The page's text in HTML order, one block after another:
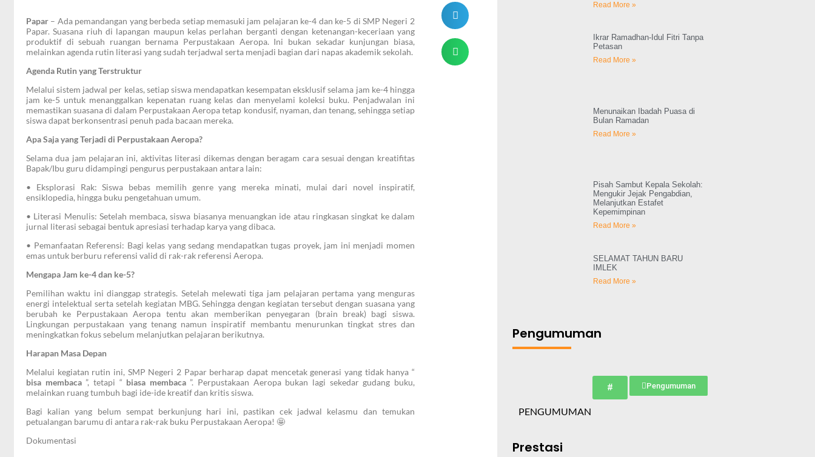
Papar – Ada pemandangan yang berbeda setiap memasuki jam pelajaran ke-4 dan ke-5 di SMP Negeri 2
Papar. Suasana riuh di lapangan maupun kelas perlahan berganti dengan ketenangan-keceriaan yang
produktif di sebuah ruangan bernama Perpustakaan Aeropa. Ini bukan sekadar kunjungan biasa,
melainkan agenda rutin literasi yang sudah terjadwal serta menjadi bagian dari napas akademik sekolah.
Agenda Rutin yang Terstruktur
​Melalui sistem jadwal per kelas, setiap siswa mendapatkan kesempatan eksklusif selama jam ke-4 hingga
jam ke-5 untuk menanggalkan kepenatan ruang kelas dan menyelami koleksi buku. Penjadwalan ini
memastikan suasana di dalam Perpustakaan Aeropa tetap kondusif, nyaman, dan tenang, sehingga setiap
siswa dapat berkonsentrasi penuh pada bacaan mereka.
Apa Saja yang Terjadi di Perpustakaan Aeropa?
​Selama dua jam pelajaran ini, aktivitas literasi dikemas dengan beragam cara sesuai dengan kreatifitas
Bapak/Ibu guru didampingi pengurus perpustakaan antara lain:
• ​Eksplorasi Rak: Siswa bebas memilih genre yang mereka minati, mulai dari novel inspiratif,
ensiklopedia, hingga buku pengetahuan umum.
• ​Literasi Menulis: Setelah membaca, siswa biasanya menuangkan ide atau ringkasan singkat ke dalam
jurnal literasi sebagai bentuk apresiasi terhadap karya yang dibaca.
• ​Pemanfaatan Referensi: Bagi kelas yang sedang mendapatkan tugas proyek, jam ini menjadi momen
emas untuk berburu referensi valid di rak-rak referensi Aeropa.
Mengapa Jam ke-4 dan ke-5?
​Pemilihan waktu ini dianggap strategis. Setelah melewati tiga jam pelajaran pertama yang menguras
energi intelektual serta setelah kegiatan MBG. Sehingga dengan kegiatan tersebut dengan suasana yang
berubah ke Perpustakaan Aeropa tentu akan memberikan penyegaran (brain break) bagi siswa.
Lingkungan perpustakaan yang tenang namun inspiratif membantu menurunkan tingkat stres dan
meningkatkan fokus sebelum melanjutkan pelajaran berikutnya.
Harapan Masa Depan
Melalui kegiatan rutin ini, SMP Negeri 2 Papar berharap dapat mencetak generasi yang tidak hanya “
bisa membaca”, tetapi “ biasa membaca”. Perpustakaan Aeropa bukan lagi sekedar gudang buku,
melainkan ruang tumbuh bagi ide-ide kreatif dan kritis siswa.
​Bagi kalian yang belum sempat berkunjung hari ini, pastikan cek jadwal kelasmu dan temukan
petualangan barumu di antara rak-rak buku Perpustakaan Aeropa! 🤩
Dokumentasi
Read More »
Ikrar Ramadhan-Idul Fitri Tanpa
Petasan
Read More »
Menunaikan Ibadah Puasa di
Bulan Ramadan
Read More »
Pisah Sambut Kepala Sekolah:
Mengukir Jejak Pengabdian,
Melanjutkan Estafet
Kepemimpinan
Read More »
SELAMAT TAHUN BARU
IMLEK
Read More »
Pengumuman
Pengumuman
#
PENGUMUMAN
Prestasi